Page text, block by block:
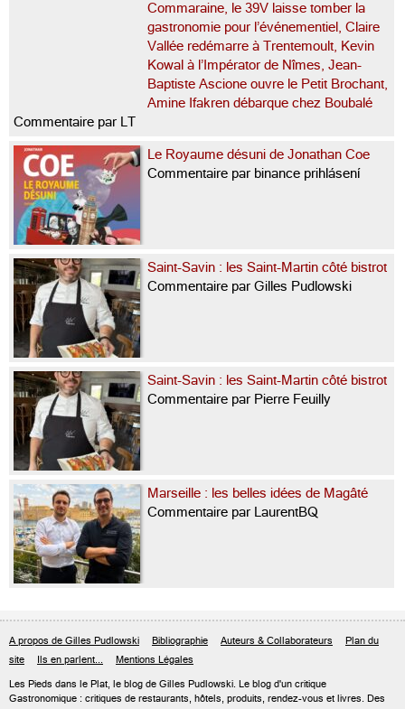
Commaraine, le 39V laisse tomber la
gastronomie pour l’événementiel, Claire
Vallée redémarre à Trentemoult, Kevin
Kowal à l’Impérator de Nîmes, Jean-
Baptiste Ascione ouvre le Petit Brochant,
Amine Ifakren débarque chez Boubalé
Commentaire par LT
Le Royaume désuni de Jonathan Coe
Commentaire par binance prihlásení
Saint-Savin : les Saint-Martin côté bistrot
Commentaire par Gilles Pudlowski
Saint-Savin : les Saint-Martin côté bistrot
Commentaire par Pierre Feuilly
Marseille : les belles idées de Magâté
Commentaire par LaurentBQ
A propos de Gilles Pudlowski Bibliographie Auteurs & Collaborateurs
Plan du
site
Ils en parlent... Mentions Légales
Les Pieds dans le Plat, le blog de Gilles Pudlowski. Le blog d'un critique
Gastronomique : critiques de restaurants, hôtels, produits, rendez-vous et livres. Des